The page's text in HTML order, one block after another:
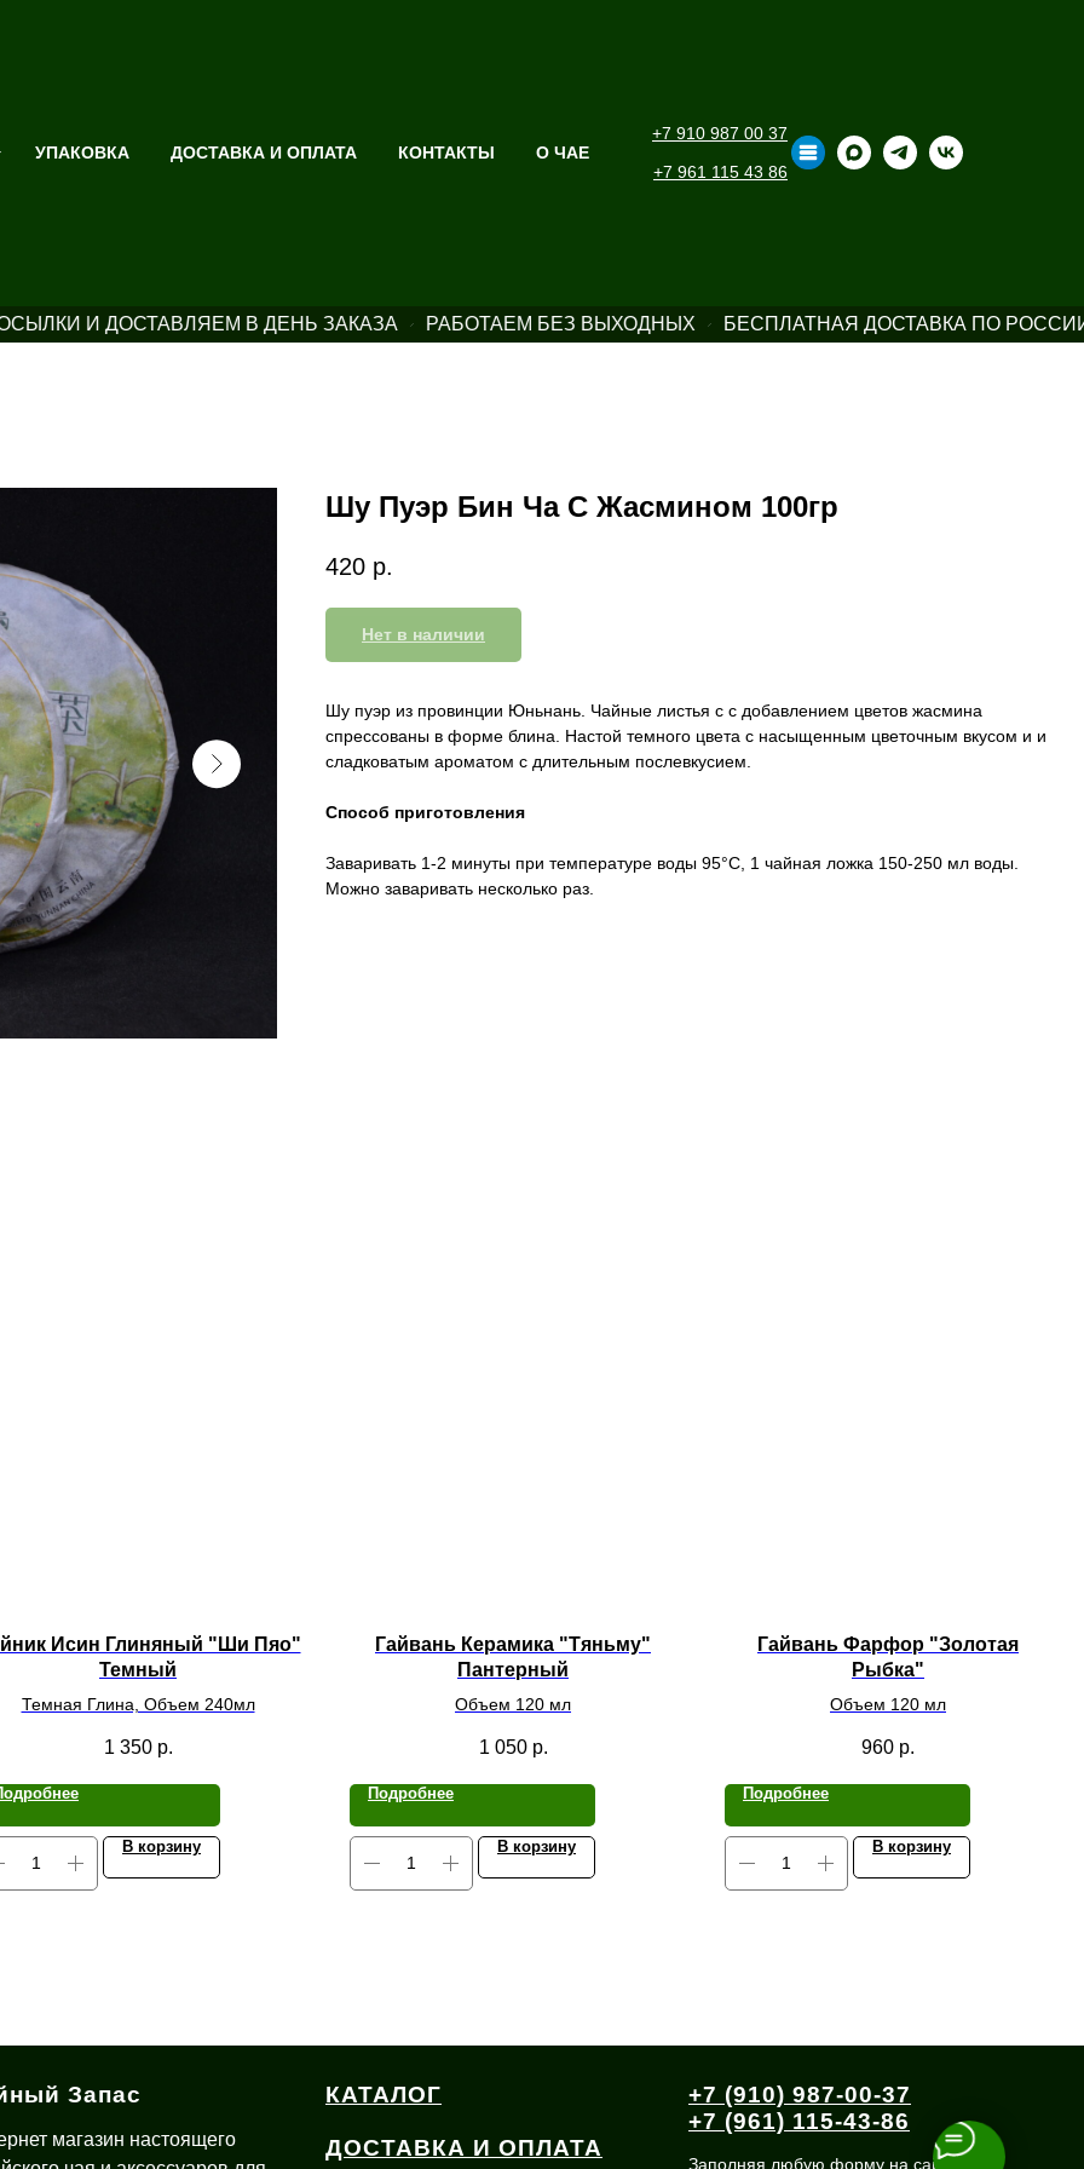
УПАКОВКА ДОСТАВКА И ОПЛАТА КОНТАКТЫ О ЧАЕ
+7 910 987 00 37
+7 961 115 43 86
И ДОСТАВЛЯЕМ В ДЕНЬ ЗАКАЗА РАБОТАЕМ БЕЗ ВЫХОДНЫХ БЕСПЛАТНАЯ ДОСТАВКА ПО
Шу Пуэр Бин Ча С Жасмином 100гр
420 р.
Нет в наличии
Шу пуэр из провинции Юньнань. Чайные листья с с добавлением цветов жасмина
спрессованы в форме блина. Настой темного цвета с насыщенным цветочным вкусом и и
сладковатым ароматом с длительным послевкусием.
Способ приготовления
Заваривать 1-2 минуты при температуре воды 95°C, 1 чайная ложка 150-250 мл воды.
Можно заваривать несколько раз.
Исин Глиняный "Ши Пяо"
Темный
Темная Глина, Объем 240мл
1 350 р.
В корзину
Гайвань Керамика "Тяньму"
Пантерный
Объем 120 мл
1 050 р.
Подробнее
В корзину
Гайвань Фарфор "Золотая
Рыбка"
Объем 120 мл
960 р.
Подробнее
В корзину
Запас
магазин настоящего
КАТАЛОГ
ДОСТАВКА И ОПЛАТА
+7 (910) 987-00-37
+7 (961) 115-43-86
Заполняя любую форму на сайте, Вы